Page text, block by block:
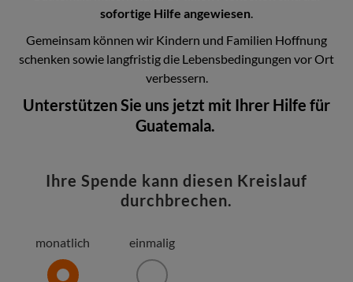
sofortige Hilfe angewiesen
Gemeinsam können wir Kindern und Familien Hoffnung
schenken sowie langfristig die Lebensbedingungen vor Ort
verbessern.
Unterstützen Sie uns jetzt mit Ihrer Hilfe für
Guatemala.
Ihre Spende kann diesen Kreislauf
durchbrechen.
monatlich einmalig